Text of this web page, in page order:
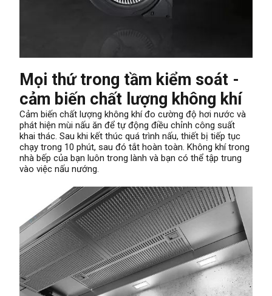
Mọi thứ trong tầm kiểm soát -
cảm biến chất lượng không khí
Cảm biến chất lượng không khí đo cường độ hơi nước và
phát hiện mùi nấu ăn để tự động điều chỉnh công suất
khai thác. Sau khi kết thúc quá trình nấu, thiết bị tiếp tục
chạy trong 10 phút, sau đó tắt hoàn toàn. Không khí trong
nhà bếp của bạn luôn trong lành và bạn có thể tập trung
vào việc nấu nướng.